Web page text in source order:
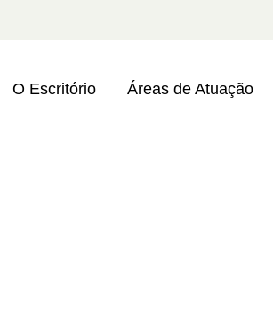
O Escritório Áreas de Atuação